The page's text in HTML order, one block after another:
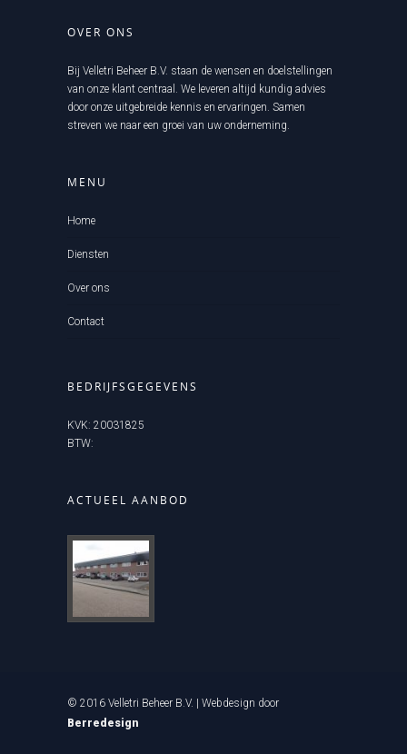
OVER ONS
Bij Velletri Beheer B.V. staan de wensen en doelstellingen
van onze klant centraal. We leveren altijd kundig advies
door onze uitgebreide kennis en ervaringen. Samen
streven we naar een groei van uw onderneming.
MENU
Home
Diensten
Over ons
Contact
BEDRIJFSGEGEVENS
KVK: 20031825
BTW:
ACTUEEL AANBOD
© 2016 Velletri Beheer B.V. | Webdesign door
Berredesign